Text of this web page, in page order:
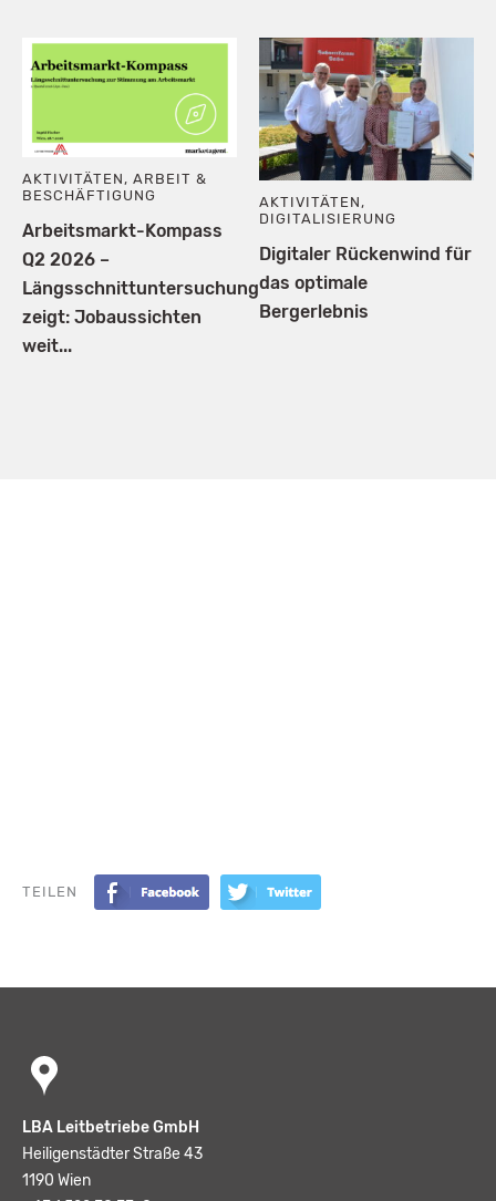
AKTIVITÄTEN ,ARBEIT &
BESCHÄFTIGUNG
Arbeitsmarkt-Kompass
Q2 2026 –
Längsschnittuntersuchung
zeigt: Jobaussichten
weit...
AKTIVITÄTEN,
DIGITALISIERUNG
Digitaler Rückenwind für
das optimale
Bergerlebnis
TEILEN
LBA Leitbetriebe GmbH
Heiligenstädter Straße 43
1190 Wien